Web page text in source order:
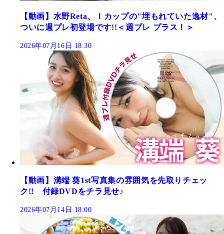
【動画】水野Reta、Ｉカップの"埋もれていた逸材"、
ついに週プレ初登場です!!＜週プレ プラス！＞
2026年07月16日 18:30
【動画】溝端 葵1st写真集の雰囲気を先取りチェッ
ク!! 付録DVDをチラ見せ♪
2026年07月14日 18:00